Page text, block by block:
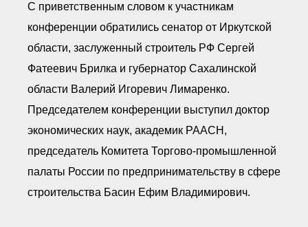
С приветственным словом к участникам
конференции обратились сенатор от Иркутской
области, заслуженный строитель РФ Сергей
Фатеевич Брилка и губернатор Сахалинской
области Валерий Игоревич Лимаренко.
Председателем конференции выступил доктор
экономических наук, академик РААСН,
председатель Комитета Торгово-промышленной
палаты России по предпринимательству в сфере
строительства Басин Ефим Владимирович.